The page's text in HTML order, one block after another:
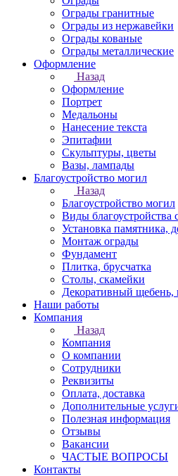
Ограды гранитные
Ограды из нержавейки
Ограды кованые
Ограды металлические
Оформление
Назад
Оформление
Портрет
Медальоны
Нанесение текста
Эпитафии
Скульптуры, цветы
Вазы, лампады
Благоустройство могил
Назад
Благоустройство могил
Виды благоустройства
Установка памятника,
Монтаж ограды
Фундамент
Плитка, брусчатка
Столы, скамейки
Декоративный щебень,
Наши работы
Компания
Назад
Компания
О компании
Сотрудники
Реквизиты
Оплата, доставка
Дополнительные
Полезная информация
Отзывы
Вакансии
ЧАСТЫЕ ВОПРОСЫ
Контакты